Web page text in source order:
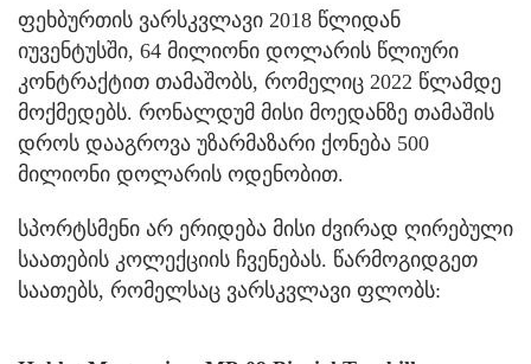
ფეხბურთის ვარსკვლავი 2018 წლიდან
იუვენტუსში, 64 მილიონი დოლარის წლიური
კონტრაქტით თამაშობს, რომელიც 2022 წლამდე
მოქმედებს. რონალდუმ მისი მოედანზე თამაშის
დროს დააგროვა უზარმაზარი ქონება 500
მილიონი დოლარის ოდენობით.
სპორტსმენი არ ერიდება მისი ძვირად ღირებული
საათების კოლექციის ჩვენებას. წარმოგიდგეთ
საათებს, რომელსაც ვარსკვლავი ფლობს: